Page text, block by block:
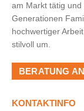
am Markt tätig
Generationen
hochwertiger
stilvoll um.
BERATUNG
KONTAKTINFO